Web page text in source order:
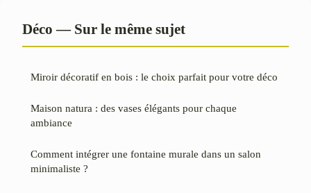
Déco — Sur le même sujet
Miroir décoratif en bois : le choix parfait pour votre déco
Maison natura : des vases élégants pour chaque
ambiance
Comment intégrer une fontaine murale dans un salon
minimaliste ?